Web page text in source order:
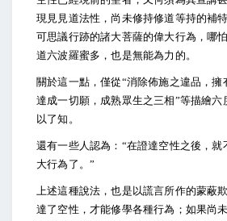
現見見道法性，尚未修持修道等持的補
可思議行跡的諸大菩薩的偉大行為，哪
道六波羅蜜多，也是無能為力的。
關於這一點，僅從“消除佈施之違品，
達成一切願，成熟眾生之三相”等描繪六
以了知。
還有一些人認為：“在證達空性之後，就
大行為了。”
上述這種說法，也是以謊言所作的蒙蔽
達了空性，才能修學各種行為；如果尚